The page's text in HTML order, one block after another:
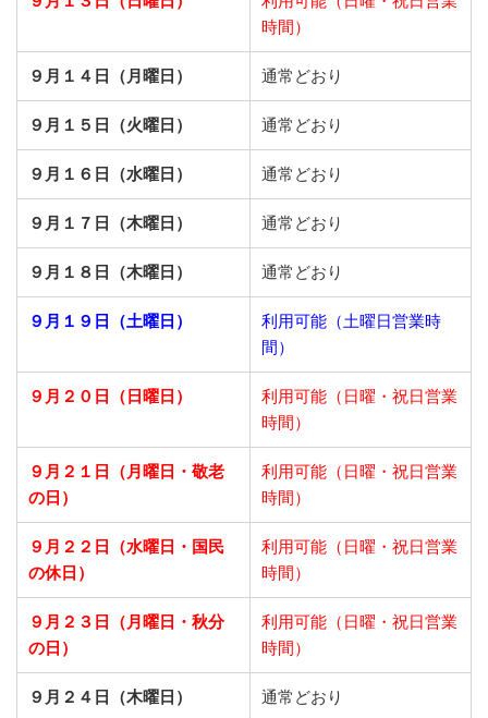
時間）
９月１４日（月曜日） 通常どおり
９月１５日（火曜日） 通常どおり
９月１６日（水曜日） 通常どおり
９月１７日（木曜日） 通常どおり
９月１８日（木曜日） 通常どおり
９月１９日（土曜日）
利用可能（土曜日営業時
間）
９月２０日（日曜日）
利用可能（日曜・祝日営業
時間）
９月２１日
（月曜日・敬老
の日）
利用可能（日曜・祝日営業
時間）
９月２２日
（水曜日・国民
の休日）
利用可能（日曜・祝日営業
時間）
９月２３日
（月曜日・秋分
の日）
利用可能（日曜・祝日営業
時間）
９月２４日（木曜日） 通常どおり